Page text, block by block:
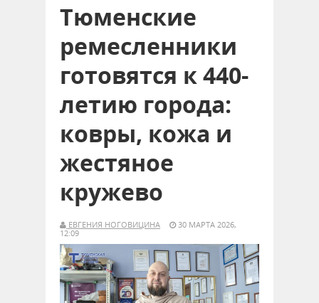
Тюменские
ремесленники
готовятся к 440-
летию города:
ковры, кожа и
жестяное
кружево
ЕВГЕНИЯ НОГОВИЦИНА
30 МАРТА 2026,
12:09